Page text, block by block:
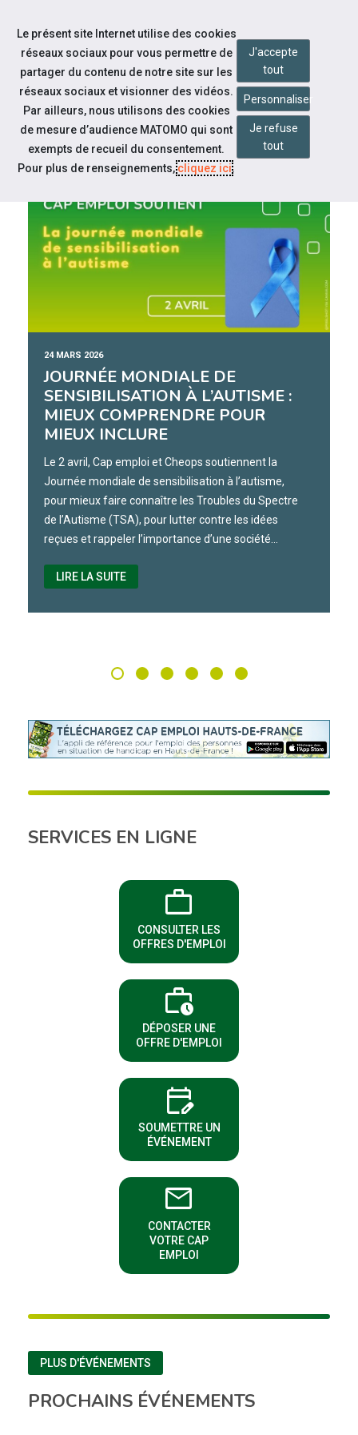
Aller au contenu
CAP EMPLOI 60
24 MARS 2026
JOURNÉE MONDIALE DE
SENSIBILISATION À L’AUTISME :
MIEUX COMPRENDRE POUR
MIEUX INCLURE
Le 2 avril, Cap emploi et Cheops soutiennent la
Journée mondiale de sensibilisation à l’autisme,
pour mieux faire connaître les Troubles du Spectre
de l’Autisme (TSA), pour lutter contre les idées
reçues et rappeler l’importance d’une société…
LIRE LA SUITE
visiter
SERVICES EN LIGNE
work
CONSULTER LES
OFFRES D'EMPLOI
(NOUVELLE FENÊTRE)
work_history
DÉPOSER UNE
OFFRE D'EMPLOI
(NOUVELLE FENÊTRE)
edit_calendar
SOUMETTRE UN
ÉVÉNEMENT
(NOUVELLE FENÊTRE)
email
CONTACTER
VOTRE CAP
EMPLOI
(NOUVELLE FENÊTRE)
PROCHAINS ÉVÉNEMENTS
PLUS D'ÉVÉNEMENTS
Le présent site Internet utilise des cookies
réseaux sociaux pour vous permettre de
partager du contenu de notre site sur les
réseaux sociaux et visionner des vidéos.
Par ailleurs, nous utilisons des cookies
de mesure d’audience MATOMO qui sont
exempts de recueil du consentement.
Pour plus de renseignements,cliquez ici.
J'accepte
tout
Personnaliser
Je refuse
tout